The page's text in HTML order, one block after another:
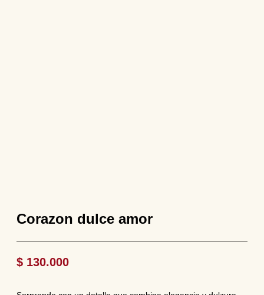
Corazon dulce amor
$ 130.000